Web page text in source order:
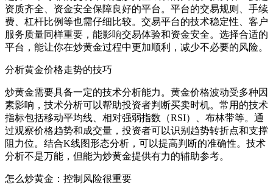
资质齐全、资金安全保障良好的平台。平台的交易规则、手续
费、杠杆比例等也需仔细比较。交易平台的技术稳定性、客户
服务质量同样重要，能影响交易体验和资金安全。选择合适的
平台，能让你在炒黄金过程中更加顺利，减少不必要的风险。
分析黄金价格走势的技巧
炒黄金需要具备一定的技术分析能力。黄金价格波动受多种因
素影响，技术分析可以帮助投资者判断买卖时机。常用的技术
指标包括移动平均线、相对强弱指数（RSI）、布林带等。通
过观察价格趋势和成交量，投资者可以识别趋势转折点和支撑
阻力位。结合K线图形态分析，可以提高判断的准确性。技术
分析不是万能，但能为炒黄金提供有力的辅助参考。
怎么炒黄金：控制风险很重要